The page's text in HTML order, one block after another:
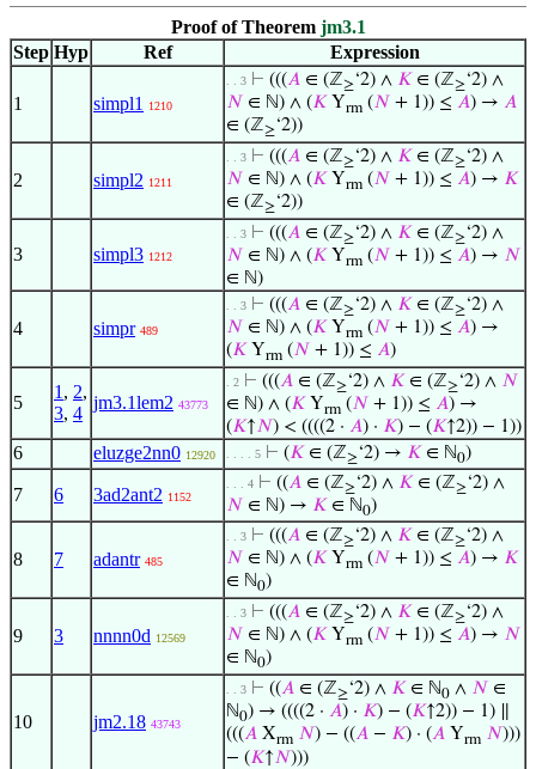
Proof of Theorem jm3.1
Step Hyp Ref Expression
1 simpl1 1210
. . 3 ⊢ (((𝐴 ∈ (ℤ≥‘2) ∧ 𝐾 ∈ (ℤ≥‘2) ∧
𝑁 ∈ ℕ) ∧ (𝐾 Yrm (𝑁 + 1)) ≤ 𝐴) → 𝐴
∈ (ℤ≥‘2))
2 simpl2 1211
. . 3 ⊢ (((𝐴 ∈ (ℤ≥‘2) ∧ 𝐾 ∈ (ℤ≥‘2) ∧
𝑁 ∈ ℕ) ∧ (𝐾 Yrm (𝑁 + 1)) ≤ 𝐴) → 𝐾
∈ (ℤ≥‘2))
3 simpl3 1212
. . 3 ⊢ (((𝐴 ∈ (ℤ≥‘2) ∧ 𝐾 ∈ (ℤ≥‘2) ∧
𝑁 ∈ ℕ) ∧ (𝐾 Yrm (𝑁 + 1)) ≤ 𝐴) → 𝑁
∈ ℕ)
4 simpr 489
. . 3 ⊢ (((𝐴 ∈ (ℤ≥‘2) ∧ 𝐾 ∈ (ℤ≥‘2) ∧
𝑁 ∈ ℕ) ∧ (𝐾 Yrm (𝑁 + 1)) ≤ 𝐴) →
(𝐾 Yrm (𝑁 + 1)) ≤ 𝐴)
5
1 , 2,
3, 4
jm3.1lem2 43773
. 2 ⊢ (((𝐴 ∈ (ℤ≥‘2) ∧ 𝐾 ∈ (ℤ≥‘2) ∧ 𝑁
∈ ℕ) ∧ (𝐾 Yrm (𝑁 + 1)) ≤ 𝐴) →
(𝐾↑𝑁) < ((((2 · 𝐴) · 𝐾) − (𝐾↑2)) − 1))
6 eluzge2nn0 12920 . . . . 5 ⊢ (𝐾 ∈ (ℤ≥‘2) → 𝐾 ∈ ℕ0)
7 6 3ad2ant2 1152
. . . 4 ⊢ ((𝐴 ∈ (ℤ≥‘2) ∧ 𝐾 ∈ (ℤ≥‘2) ∧
𝑁 ∈ ℕ) → 𝐾 ∈ ℕ0)
8 7 adantr 485
. . 3 ⊢ (((𝐴 ∈ (ℤ≥‘2) ∧ 𝐾 ∈ (ℤ≥‘2) ∧
𝑁 ∈ ℕ) ∧ (𝐾 Yrm (𝑁 + 1)) ≤ 𝐴) → 𝐾
∈ ℕ0)
9 3 nnnn0d 12569
. . 3 ⊢ (((𝐴 ∈ (ℤ≥‘2) ∧ 𝐾 ∈ (ℤ≥‘2) ∧
𝑁 ∈ ℕ) ∧ (𝐾 Yrm (𝑁 + 1)) ≤ 𝐴) → 𝑁
∈ ℕ0)
10 jm2.18 43743
. . 3 ⊢ ((𝐴 ∈ (ℤ≥‘2) ∧ 𝐾 ∈ ℕ0 ∧ 𝑁 ∈
ℕ0) → ((((2 · 𝐴) · 𝐾) − (𝐾↑2)) − 1) ∥
(((𝐴 Xrm 𝑁) − ((𝐴 − 𝐾) · (𝐴 Yrm 𝑁)))
− (𝐾↑𝑁)))